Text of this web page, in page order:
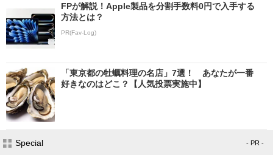
FPが解説！Apple製品を分割手数料0円で入手する
方法とは？
PR(Fav-Log)
「東京都の牡蠣料理の名店」7選！ あなたが一番
好きなのはどこ？【人気投票実施中】
Special - PR -